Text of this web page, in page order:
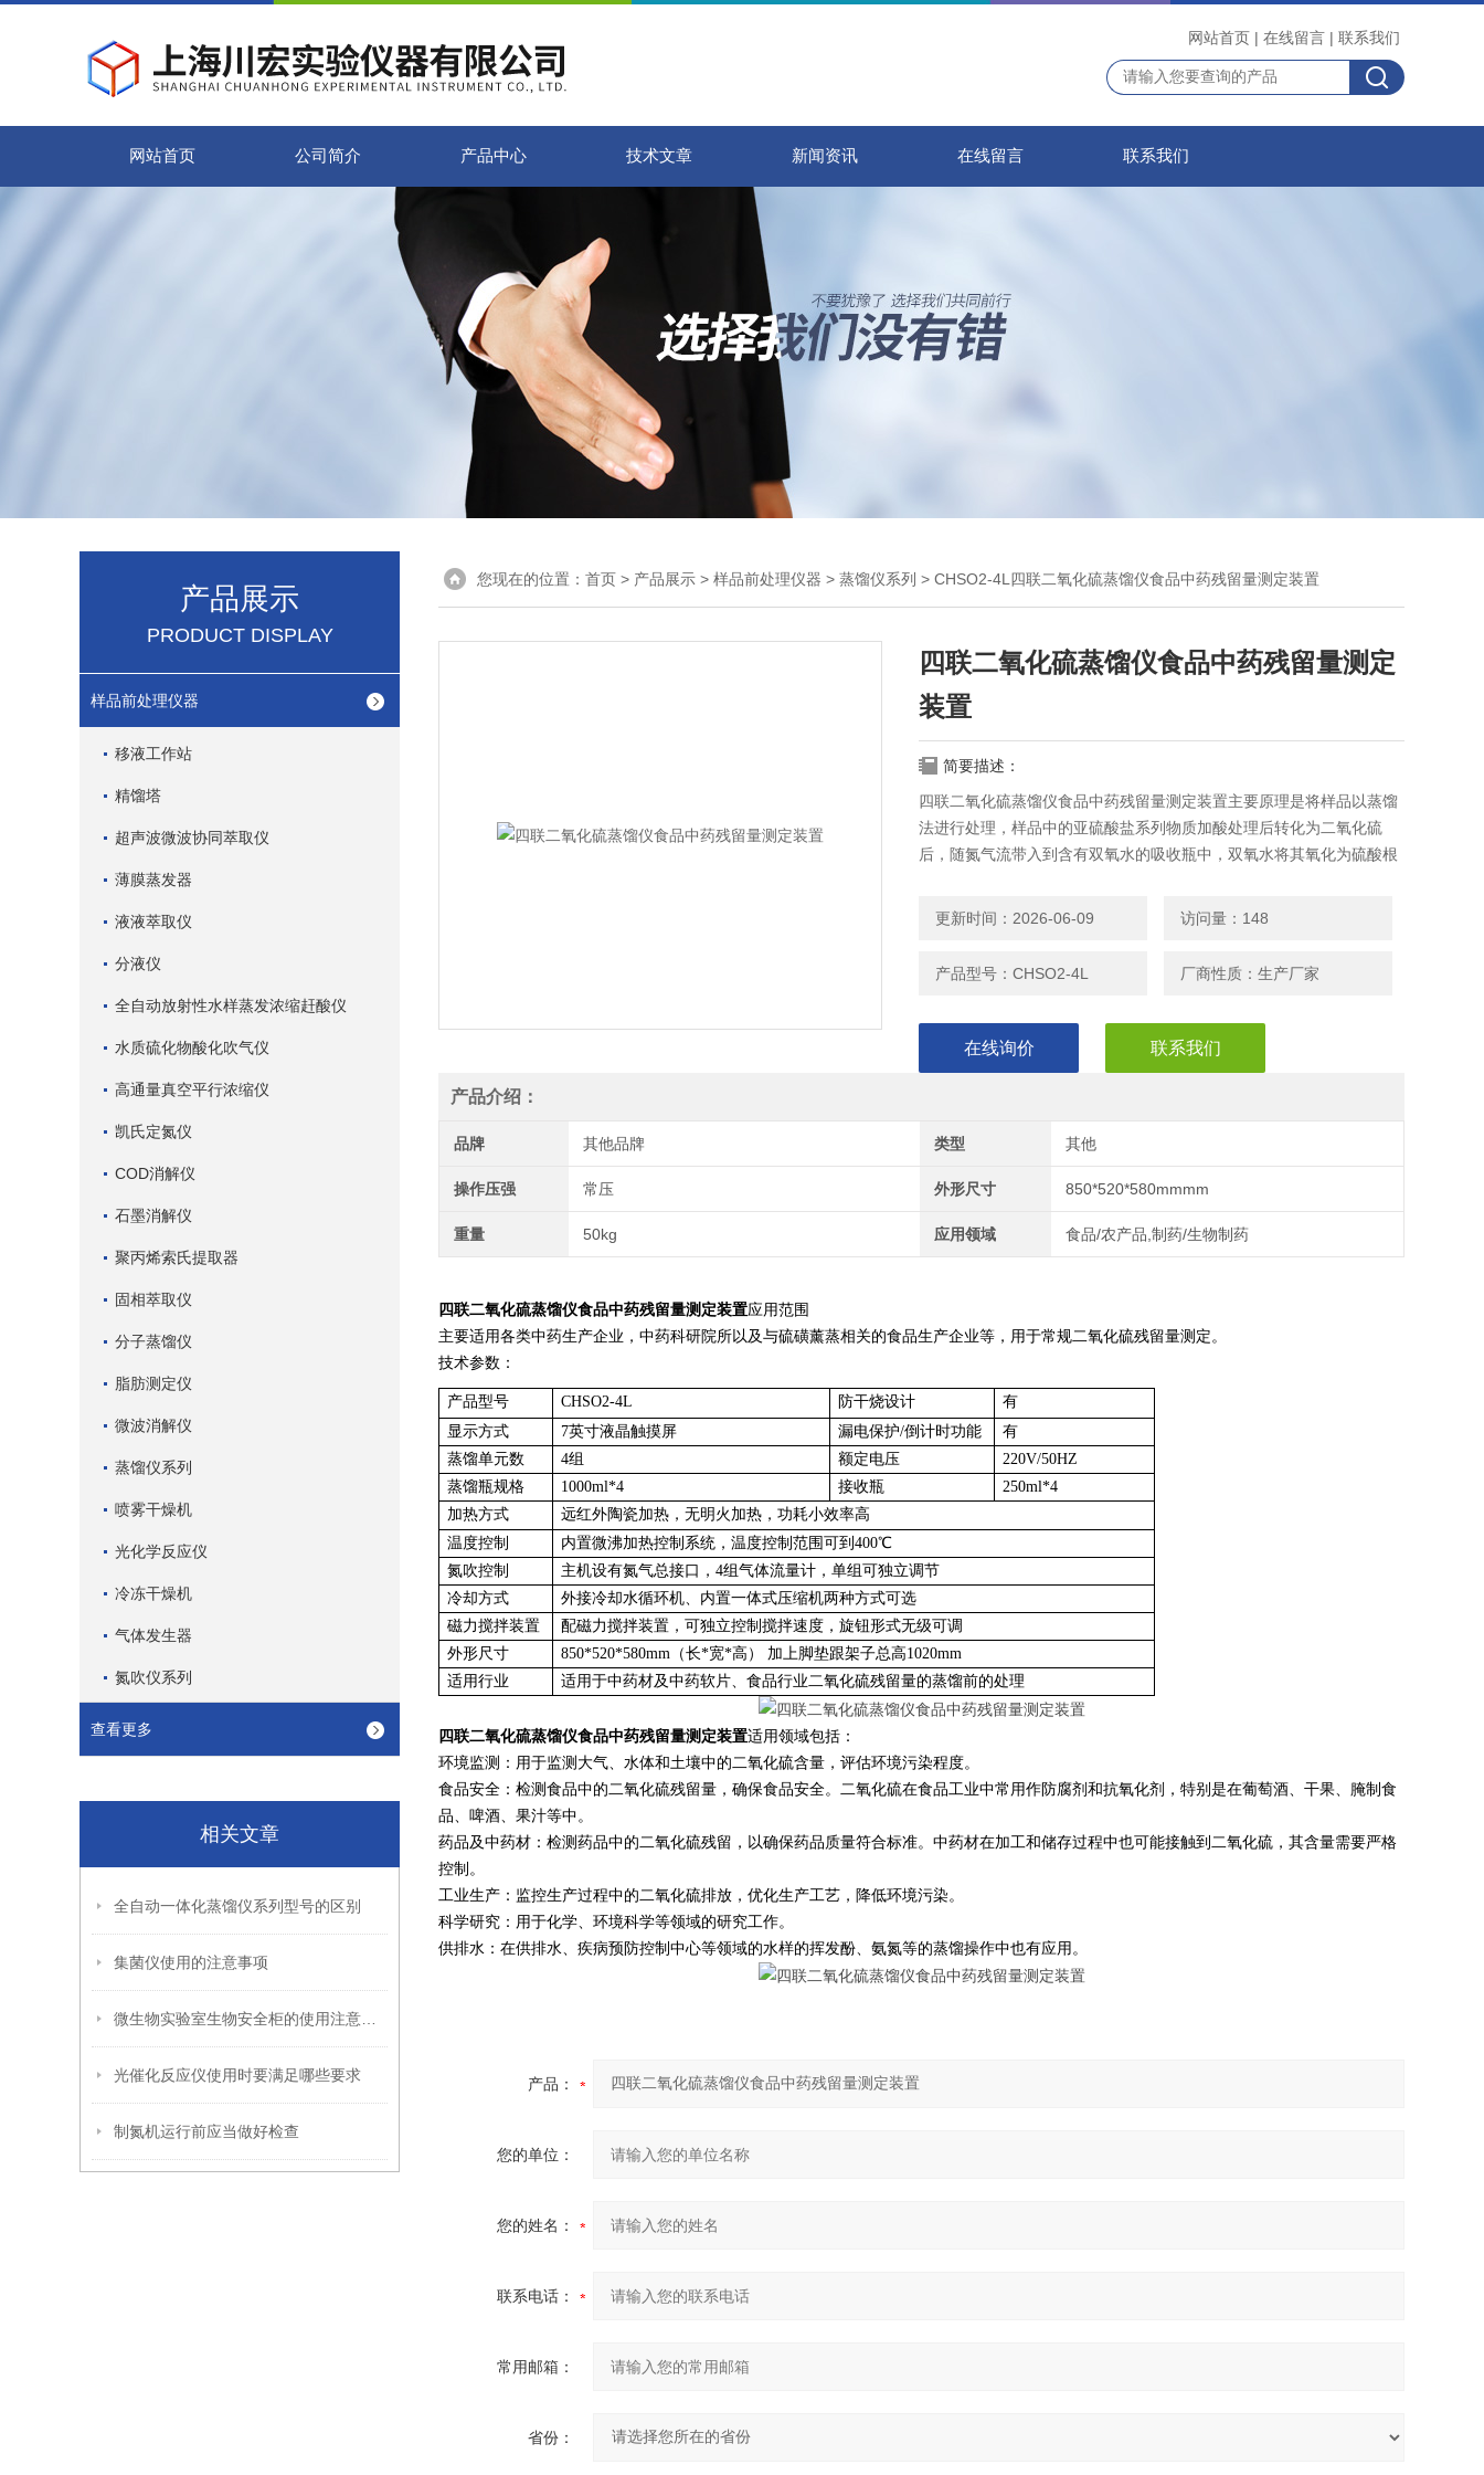
网站首页 | 在线留言 | 联系我们
网站首页 公司简介 产品中心 技术文章 新闻资讯 在线留言 联系我们
您现在的位置： 首页 > 产品展示 > 样品前处理仪器 > 蒸馏仪系列 > CHSO2-4L四联二氧化硫蒸馏仪食品中药残留量测定装置
四联二氧化硫蒸馏仪食品中药残留量测定
装置
简要描述：
四联二氧化硫蒸馏仪食品中药残留量测定装置主要原理是将样品以蒸馏
法进行处理，样品中的亚硫酸盐系列物质加酸处理后转化为二氧化硫
后，随氮气流带入到含有双氧水的吸收瓶中，双氧水将其氧化为硫酸根
更新时间：2026-06-09 访问量：148
产品型号：CHSO2-4L 厂商性质：生产厂家
在线询价 联系我们
产品介绍：
品牌 其他品牌 类型 其他
操作压强 常压 外形尺寸 850*520*580mmmm
重量 50kg 应用领域 食品/农产品,制药/生物制药
四联二氧化硫蒸馏仪食品中药残留量测定装置应用范围
主要适用各类中药生产企业，中药科研院所以及与硫磺薰蒸相关的食品生产企业等，用于常规二氧化硫残留量测定。
技术参数：
产品型号 CHSO2-4L 防干烧设计
有
显示方式
7英寸液晶触摸屏 漏电保护/倒计时功能
有
蒸馏单元数
4组 额定电压
220V/50HZ
蒸馏瓶规格
1000ml*4 接收瓶
250ml*4
加热方式
远红外陶瓷加热，无明火加热，功耗小效率高
温度控制
内置微沸加热控制系统，温度控制范围可到400℃
氮吹控制
主机设有氮气总接口，4组气体流量计，单组可独立调节
冷却方式
外接冷却水循环机、内置一体式压缩机两种方式可选
磁力搅拌装置
配磁力搅拌装置，可独立控制搅拌速度，旋钮形式无级可调
外形尺寸
850*520*580mm（长*宽*高） 加上脚垫跟架子总高1020mm
适用行业
适用于中药材及中药软片、食品行业二氧化硫残留量的蒸馏前的处理
四联二氧化硫蒸馏仪食品中药残留量测定装置适用领域包括：
环境监测：用于监测大气、水体和土壤中的二氧化硫含量，评估环境污染程度。
食品安全：检测食品中的二氧化硫残留量，确保食品安全。二氧化硫在食品工业中常用作防腐剂和抗氧化剂，特别是在葡萄酒、干果、腌制食
品、啤酒、果汁等中。
药品及中药材：检测药品中的二氧化硫残留，以确保药品质量符合标准。中药材在加工和储存过程中也可能接触到二氧化硫，其含量需要严格
控制。
工业生产：监控生产过程中的二氧化硫排放，优化生产工艺，降低环境污染。
科学研究：用于化学、环境科学等领域的研究工作。
供排水：在供排水、疾病预防控制中心等领域的水样的挥发酚、氨氮等的蒸馏操作中也有应用。
产品：
您的单位：
您的姓名：
联系电话：
常用邮箱：
省份：
产品展示
PRODUCT DISPLAY
样品前处理仪器
移液工作站
精馏塔
超声波微波协同萃取仪
薄膜蒸发器
液液萃取仪
分液仪
全自动放射性水样蒸发浓缩赶酸仪
水质硫化物酸化吹气仪
高通量真空平行浓缩仪
凯氏定氮仪
COD消解仪
石墨消解仪
聚丙烯索氏提取器
固相萃取仪
分子蒸馏仪
脂肪测定仪
微波消解仪
蒸馏仪系列
喷雾干燥机
光化学反应仪
冷冻干燥机
气体发生器
氮吹仪系列
查看更多
相关文章
全自动一体化蒸馏仪系列型号的区别
集菌仪使用的注意事项
光催化反应仪使用时要满足哪些要求
制氮机运行前应当做好检查